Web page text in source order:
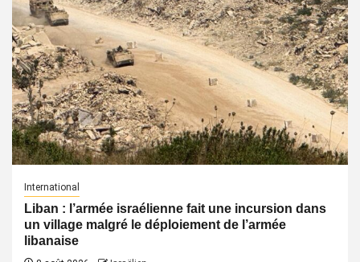
International
Liban : l’armée israélienne fait une incursion dans
un village malgré le déploiement de l’armée
libanaise